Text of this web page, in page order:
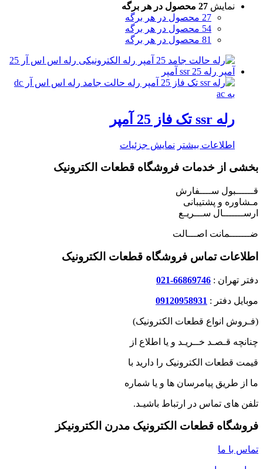
نمایش 27 محصول در هر برگه
27 محصول در هر برگه
54 محصول در هر برگه
81 محصول در هر برگه
رله ssr تک فاز 25 آمپر
اطلاعات بیشتر نمایش جزئیات
بخشی از خدمات فروشگاه قطعات الکترونیک
قــــــبول ســــفارش
مـشاوره و پشتیبانی
ارســـــــال ســـریـع
ضـــــــمانت اصـــالت
اطلاعات تماس فروشگاه قطعات الکترونیک
دفتر تهران : 66869746-021
موبایل دفتر : 09120958931
(فـروش انواع قطعات الکترونیک)
چنانچه قـصـد خــریـد و یا اطلاع از
قیمت قطعات الکترونیک را دارید با
ما از طریق پیامرسان ها و یا شماره
تلفن های تماس در ارتباط باشیـد.
فروشگاه قطعات الکترونیک مدرن الکترونیکز
تماس با ما